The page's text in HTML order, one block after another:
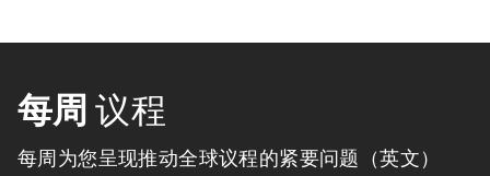
每周 议程
每周为您呈现推动全球议程的紧要问题（英文）